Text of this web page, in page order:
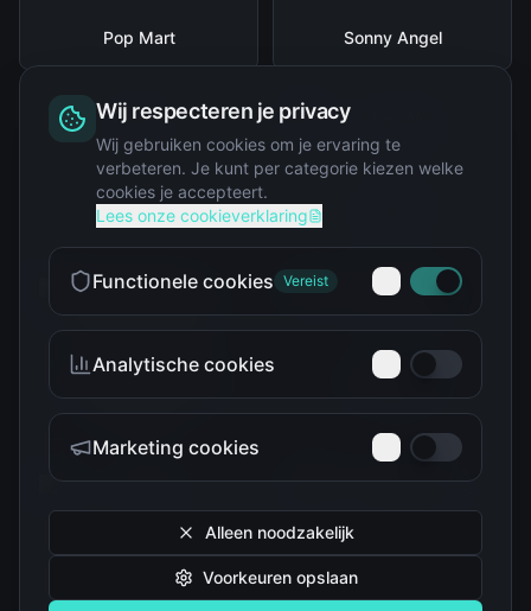
Pop Mart Sonny Angel
Squishy
The Simpsons
Troetelbeertjes
Wij respecteren je privacy
Wij gebruiken cookies om je ervaring te
verbeteren. Je kunt per categorie kiezen welke
cookies je accepteert.
Lees onze cookieverklaring
Functionele cookies Vereist
Analytische cookies
Marketing cookies
Alleen noodzakelijk
Voorkeuren opslaan